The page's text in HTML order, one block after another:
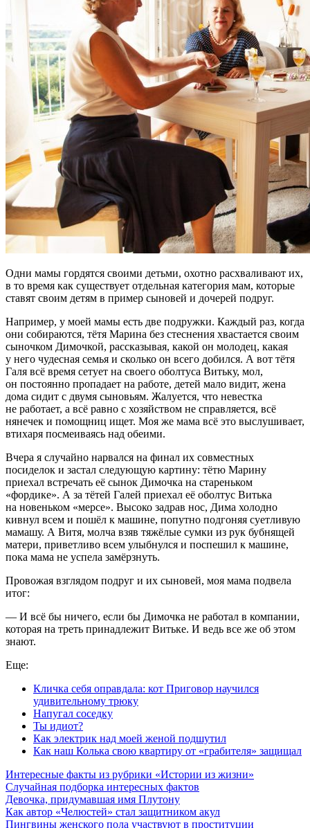
Одни мамы гордятся своими детьми, охотно расхваливают их,
в то время как существует отдельная категория мам, которые
ставят своим детям в пример сыновей и дочерей подруг.
Например, у моей мамы есть две подружки. Каждый раз, когда
они собираются, тётя Марина без стеснения хвастается своим
сыночком Димочкой, рассказывая, какой он молодец, какая
у него чудесная семья и сколько он всего добился. А вот тётя
Галя всё время сетует на своего оболтуса Витьку, мол,
он постоянно пропадает на работе, детей мало видит, жена
дома сидит с двумя сыновьям. Жалуется, что невестка
не работает, а всё равно с хозяйством не справляется, всё
нянечек и помощниц ищет. Моя же мама всё это выслушивает,
втихаря посмеиваясь над обеими.
Вчера я случайно нарвался на финал их совместных
посиделок и застал следующую картину: тётю Марину
приехал встречать её сынок Димочка на стареньком
«фордике». А за тётей Галей приехал её оболтус Витька
на новеньком «мерсе». Высоко задрав нос, Дима холодно
кивнул всем и пошёл к машине, попутно подгоняя суетливую
мамашу. А Витя, молча взяв тяжёлые сумки из рук бубнящей
матери, приветливо всем улыбнулся и поспешил к машине,
пока мама не успела замёрзнуть.
Провожая взглядом подруг и их сыновей, моя мама подвела
итог:
— И всё бы ничего, если бы Димочка не работал в компании,
которая на треть принадлежит Витьке. И ведь все же об этом
знают.
Еще:
Кличка себя оправдала: кот Приговор научился
удивительному трюку
Напугал соседку
Ты идиот?
Как электрик над моей женой подшутил
Как наш Колька свою квартиру от «грабителя» защищал
Интересные факты из рубрики «Истории из жизни»
Случайная подборка интересных фактов
Девочка, придумавшая имя Плутону
Как автор «Челюстей» стал защитником акул
Пингвины женского пола участвуют в проституции